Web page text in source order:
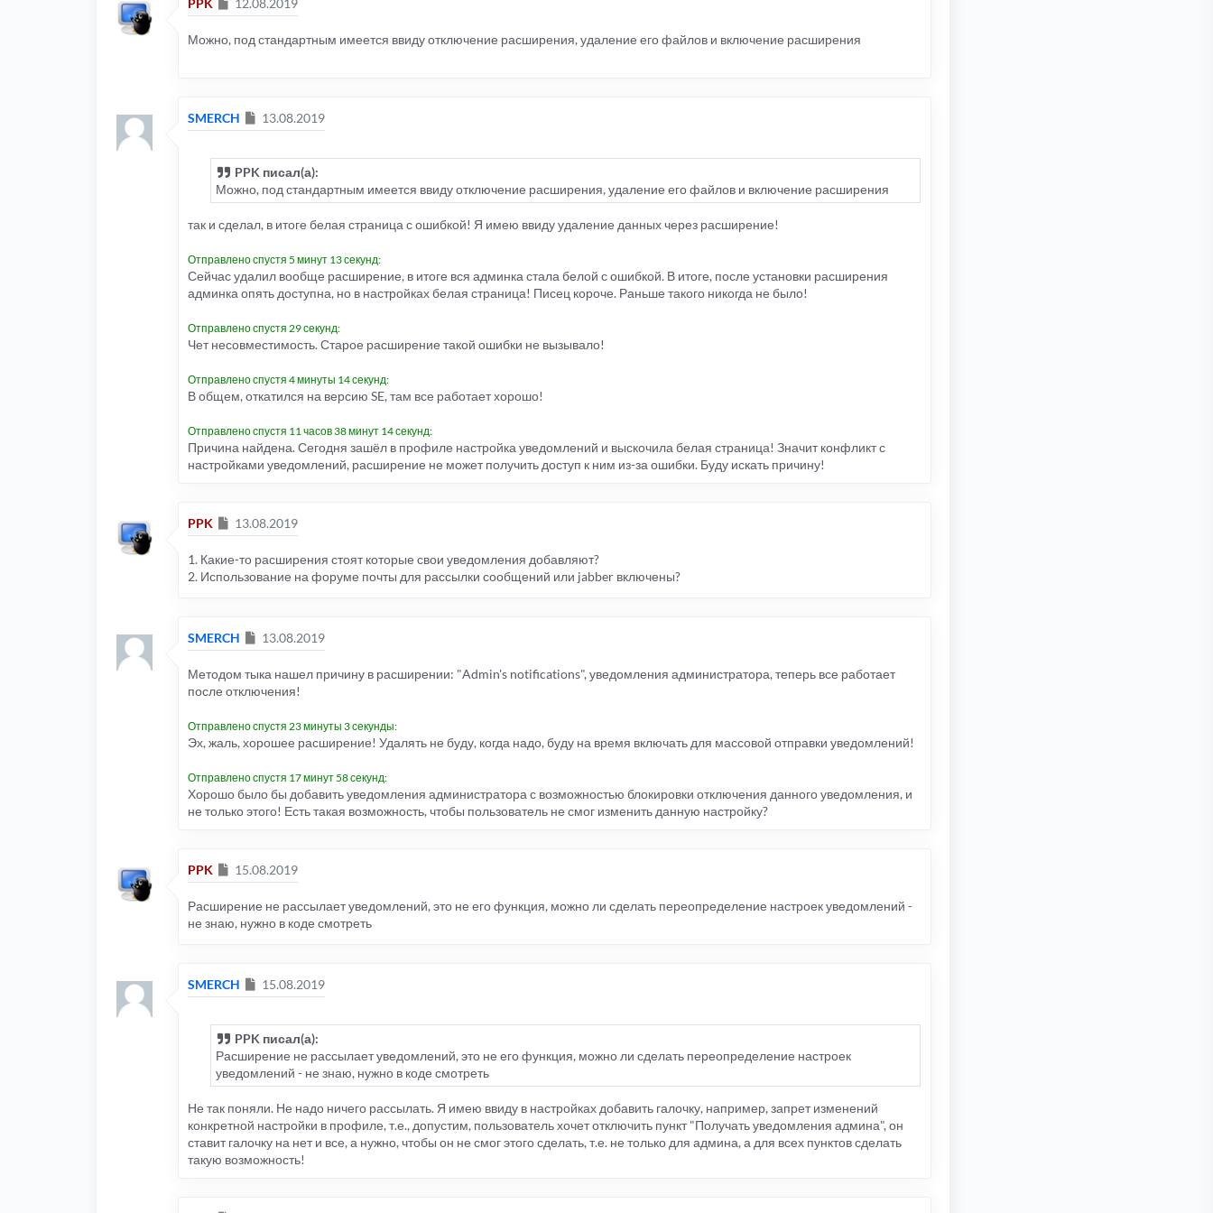
PPK 12.08.2019
Можно, под стандартным имеется ввиду отключение расширения, удаление его файлов и включение расширения
SMERCH Сообщение
13.08.2019
PPK писал(а):
Можно, под стандартным имеется ввиду отключение расширения, удаление его файлов и включение расширения
так и сделал, в итоге белая страница с ошибкой! Я имею ввиду удаление данных через расширение!
Отправлено спустя 5 минут 13 секунд:
Сейчас удалил вообще расширение, в итоге вся админка стала белой с ошибкой. В итоге, после установки расширения
админка опять доступна, но в настройках белая страница! Писец короче. Раньше такого никогда не было!
Отправлено спустя 29 секунд:
Чет несовместимость. Старое расширение такой ошибки не вызывало!
Отправлено спустя 4 минуты 14 секунд:
В общем, откатился на версию SE, там все работает хорошо!
Отправлено спустя 11 часов 38 минут 14 секунд:
Причина найдена. Сегодня зашёл в профиле настройка уведомлений и выскочила белая страница! Значит конфликт с
настройками уведомлений, расширение не может получить доступ к ним из-за ошибки. Буду искать причину!
PPK Сообщение
13.08.2019
1. Какие-то расширения стоят которые свои уведомления добавляют?
2. Использование на форуме почты для рассылки сообщений или jabber включены?
SMERCH Сообщение
13.08.2019
Методом тыка нашел причину в расширении: "Admin's notifications", уведомления администратора, теперь все работает
после отключения!
Отправлено спустя 23 минуты 3 секунды:
Эх, жаль, хорошее расширение! Удалять не буду, когда надо, буду на время включать для массовой отправки уведомлений!
Отправлено спустя 17 минут 58 секунд:
Хорошо было бы добавить уведомления администратора с возможностью блокировки отключения данного уведомления, и
не только этого! Есть такая возможность, чтобы пользователь не смог изменить данную настройку?
PPK Сообщение
15.08.2019
Расширение не рассылает уведомлений, это не его функция, можно ли сделать переопределение настроек уведомлений -
не знаю, нужно в коде смотреть
SMERCH Сообщение
15.08.2019
PPK писал(а):
Расширение не рассылает уведомлений, это не его функция, можно ли сделать переопределение настроек
уведомлений - не знаю, нужно в коде смотреть
Не так поняли. Не надо ничего рассылать. Я имею ввиду в настройках добавить галочку, например, запрет изменений
конкретной настройки в профиле, т.е., допустим, пользователь хочет отключить пункт "Получать уведомления админа", он
ставит галочку на нет и все, а нужно, чтобы он не смог этого сделать, т.е. не только для админа, а для всех пунктов сделать
такую возможность!